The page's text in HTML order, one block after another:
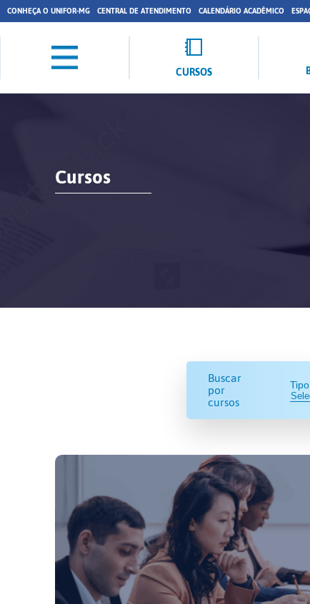
CONHEÇA O UNIFOR-MG CENTRAL DE ATENDIMENTO CALENDÁRIO ACADÊMICO
CURSOS
Cursos
Buscar
por
cursos
Tipo